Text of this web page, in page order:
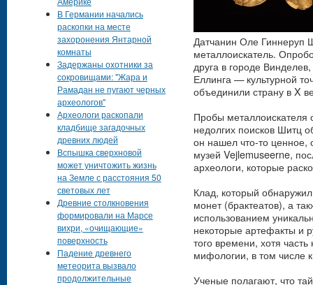
Датчанин Оле Гиннеруп
металлоискатель.
друга в городе
Еллинга — культурной
объединили страну в X
Пробы
недолгих поисков Шитц
он нашел что-то ценное,
музей Vejlemuseerne,
археологи, которые
Клад, который
монет (брактеатов), а
использованием
некоторые артефакты и
того времени, хотя
мифологии, в том числе
Ученые полагают, что
В Германии начались
раскопки на месте
захоронения Янтарной
комнаты
Задержаны охотники за
сокровищами: "Жара и
Рамадан не пугают черных
археологов"
Археологи раскопали
кладбище загадочных
древних людей
Вспышка сверхновой
может уничтожить жизнь
на Земле с расстояния 50
световых лет
Древние столкновения
формировали на Марсе
вихри, «очищающие»
поверхность
Падение древнего
метеорита вызвало
продолжительные